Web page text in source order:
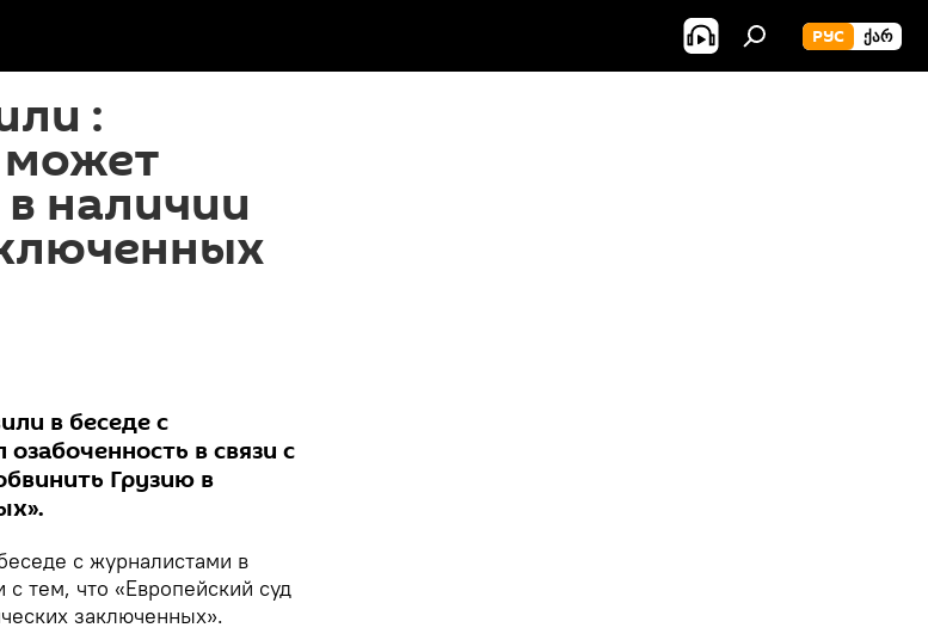
РУС ᲥᲐᲠ
:
может
наличии
в беседе с
в связи с
Грузию в
с журналистами в
тем, что «Европейский суд
заключенных».